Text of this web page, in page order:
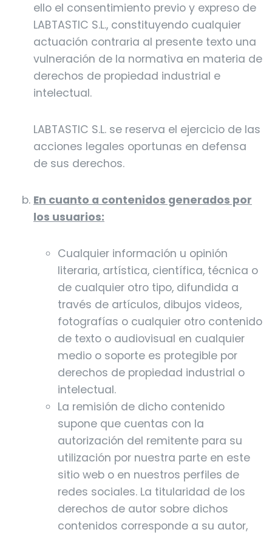
ello el consentimiento previo y expreso de
LABTASTIC S.L., constituyendo cualquier
actuación contraria al presente texto una
vulneración de la normativa en materia de
derechos de propiedad industrial e
intelectual.
LABTASTIC S.L. se reserva el ejercicio de las
acciones legales oportunas en defensa
de sus derechos.
En cuanto a contenidos generados por
los usuarios:
Cualquier información u opinión
literaria, artística, científica, técnica o
de cualquier otro tipo, difundida a
través de artículos, dibujos videos,
fotografías o cualquier otro contenido
de texto o audiovisual en cualquier
medio o soporte es protegible por
derechos de propiedad industrial o
intelectual.
La remisión de dicho contenido
supone que cuentas con la
autorización del remitente para su
utilización por nuestra parte en este
sitio web o en nuestros perfiles de
redes sociales. La titularidad de los
derechos de autor sobre dichos
contenidos corresponde a su autor,